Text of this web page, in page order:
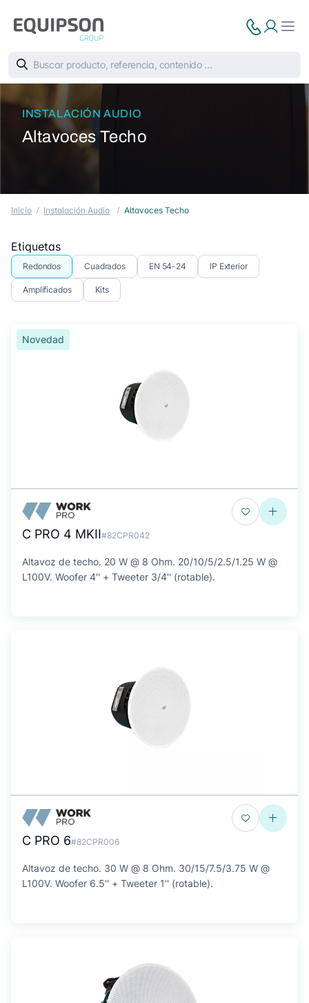
INSTALACIÓN AUDIO
Altavoces Techo
Inicio Instalación Audio Altavoces Techo
Etiquetas
Redondos Cuadrados EN 54-24 IP Exterior
Amplificados Kits
Novedad
C PRO 4 MKII#82CPR042
Altavoz de techo. 20 W @ 8 Ohm. 20/10/5/2.5/1.25 W @
L100V. Woofer 4'' + Tweeter 3/4'' (rotable).
C PRO 6#82CPR006
Altavoz de techo. 30 W @ 8 Ohm. 30/15/7.5/3.75 W @
L100V. Woofer 6.5'' + Tweeter 1'' (rotable).